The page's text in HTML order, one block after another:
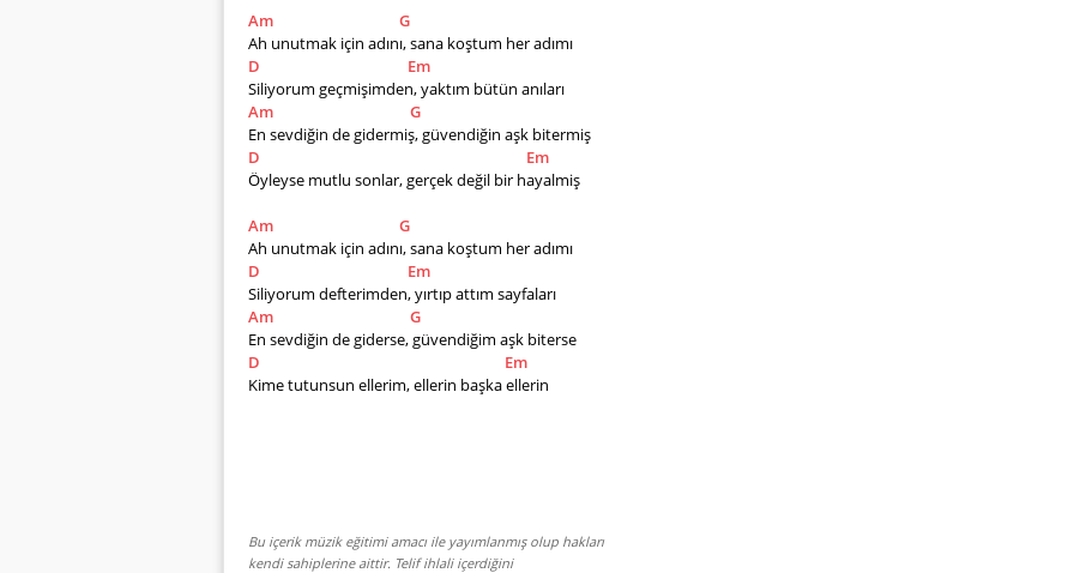
Am
G
Ah unutmak için adını, sana koştum her adımı
D
Em
Siliyorum geçmişimden, yaktım bütün anıları
Am
G
En sevdiğin de gidermiş, güvendiğin aşk bitermiş
D
Em
Öyleyse mutlu sonlar, gerçek değil bir hayalmiş
Am
G
Ah unutmak için adını, sana koştum her adımı
D
Em
Siliyorum defterimden, yırtıp attım sayfaları
Am
G
En sevdiğin de giderse, güvendiğim aşk biterse
D
Em
Kime tutunsun ellerim, ellerin başka ellerin
Bu içerik müzik eğitimi amacı ile yayımlanmış olup hakları
kendi sahiplerine aittir. Telif ihlali içerdiğini